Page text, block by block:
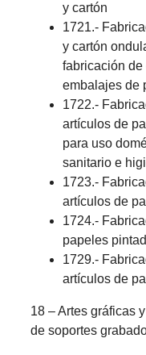
y cartón
1721.-
y cartón
fabricación de
embalajes de
1722.-
artículos de
para uso
sanitario e
1723.-
artículos de
1724.-
papeles
1729.-
artículos de
18 – Artes gráficas
de soportes